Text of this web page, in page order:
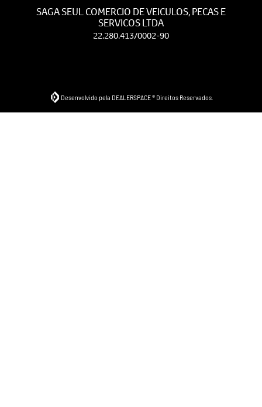
SAGA SEUL COMERCIO DE VEICULOS, PECAS E
SERVICOS LTDA
22.280.413/0002-90
Desenvolvido pela DEALERSPACE ® Direitos Reservados.